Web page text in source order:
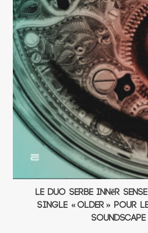
Le duo serbe Innēr
single « Older » pour
Soundscape